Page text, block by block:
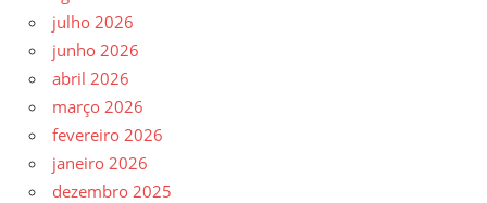
julho 2026
junho 2026
abril 2026
março 2026
fevereiro 2026
janeiro 2026
dezembro 2025